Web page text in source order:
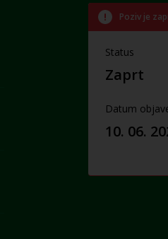
Poziv je
Status
Zaprt
Datum
10. 06.